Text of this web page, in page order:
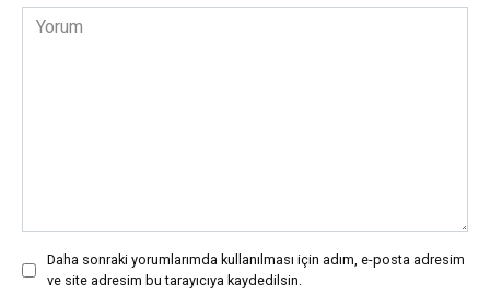
*Yorum
Daha sonraki yorumlarımda kullanılması için adım, e-posta adresim
ve site adresim bu tarayıcıya kaydedilsin.